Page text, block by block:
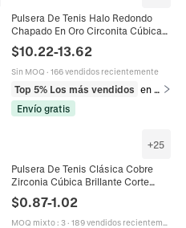
Pulsera De Tenis Halo Redondo
Chapado En Oro Circonita Cúbica
Racimo Eslabones Joyas De Lujo
Para Mujeres Hombres
$10.22-13.62
Sin MOQ · 166 vendidos recientemente
Top 5% Los más vendidos
en Pulseras
Envío gratis
+25
Pulsera De Tenis Clásica Cobre
Zirconia Cúbica Brillante Corte
Cuadrado Redondo Joyería Hip Hop
Para Mujeres Hombres Unisex
$0.87-1.02
MOQ mixto: 3· 189 vendidos recientemente